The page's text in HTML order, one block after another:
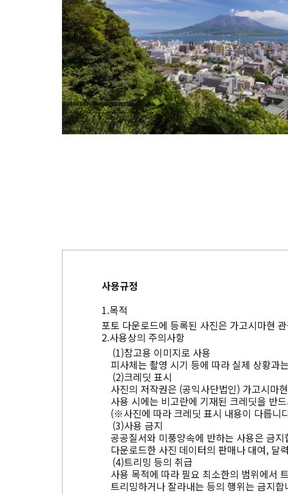
사용규정
목적
포토 다운로드에 등록된 사진은 가고시마현
사용상의 주의사항
참고용 이미지로 사용
피사체는 촬영 시기 등에 따라 실제 상황과
크레딧 표시
사진의 저작권은 (공익사단법인) 가고시마
사용 시에는 비고란에 기재된 크레딧을 반
(※사진에 따라 크레딧 표시 내용이 다릅니
사용 금지
공공질서와 미풍양속에 반하는 사용은 금지
다운로드한 사진 데이터의 판매나 대여, 달
트리밍 등의 취급
사용 목적에 따라 필요 최소한의 범위에서
트리밍하거나 잘라내는 등의 행위는 금지